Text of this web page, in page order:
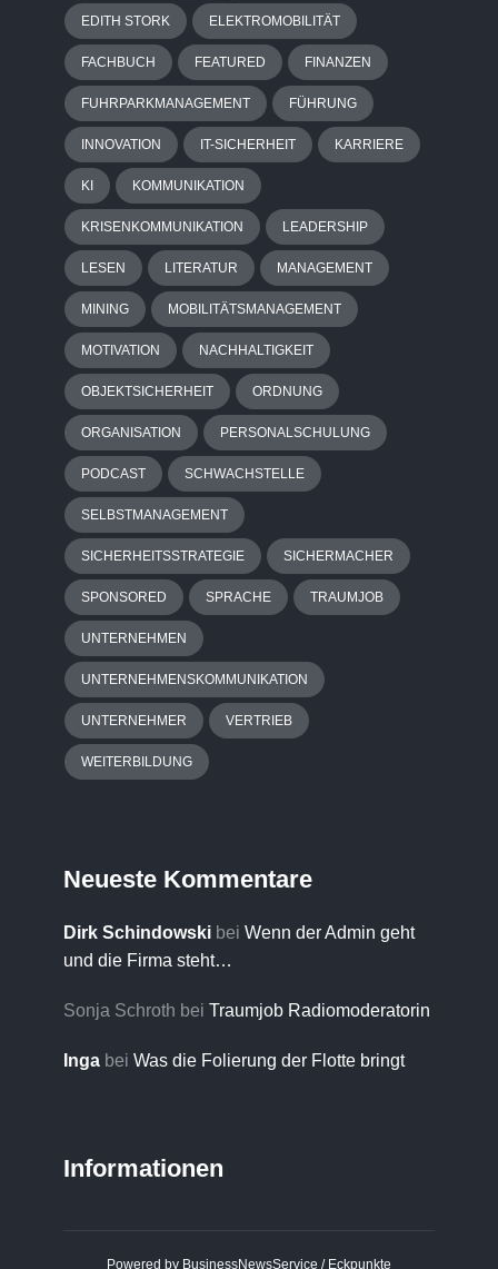
EDITH STORK ELEKTROMOBILITÄT
FACHBUCH FEATURED FINANZEN
FUHRPARKMANAGEMENT FÜHRUNG
INNOVATION IT-SICHERHEIT KARRIERE
KI KOMMUNIKATION
KRISENKOMMUNIKATION LEADERSHIP
LESEN LITERATUR MANAGEMENT
MINING MOBILITÄTSMANAGEMENT
MOTIVATION NACHHALTIGKEIT
OBJEKTSICHERHEIT ORDNUNG
ORGANISATION PERSONALSCHULUNG
PODCAST SCHWACHSTELLE
SELBSTMANAGEMENT
SICHERHEITSSTRATEGIE SICHERMACHER
SPONSORED SPRACHE TRAUMJOB
UNTERNEHMEN
UNTERNEHMENSKOMMUNIKATION
UNTERNEHMER VERTRIEB
WEITERBILDUNG
Neueste Kommentare
Dirk Schindowski bei Wenn der Admin geht
und die Firma steht…
Sonja Schroth bei Traumjob Radiomoderatorin
Inga bei Was die Folierung der Flotte bringt
Informationen
Powered by BusinessNewsService / Eckpunkte